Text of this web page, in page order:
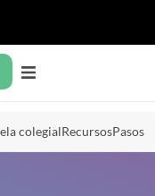
colegialRecursosPasos